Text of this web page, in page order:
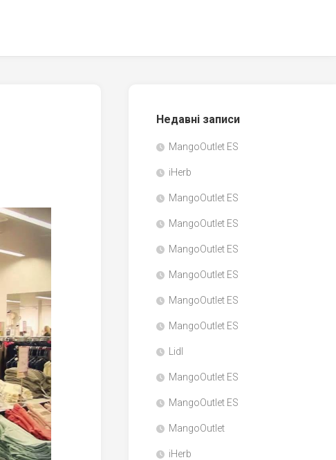
Недавні записи
MangoOutlet ES
iHerb
MangoOutlet ES
MangoOutlet ES
MangoOutlet ES
MangoOutlet ES
MangoOutlet ES
MangoOutlet ES
Lidl
MangoOutlet ES
MangoOutlet ES
MangoOutlet
iHerb